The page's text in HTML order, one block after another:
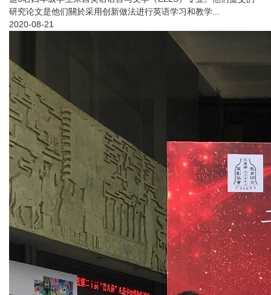
研究论文是他们關於采用创新做法进行英语学习和教学...
2020-08-21